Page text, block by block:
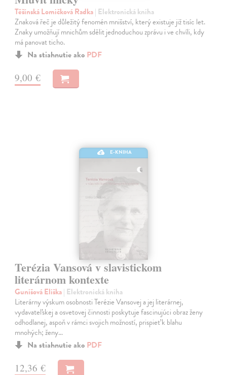
Těšínská Lomičková Radka| Elektronická kniha
Znaková řeč je důležitý fenomén mnišství, který existuje již tisíc let.
Znaky umožňují mnichům sdělit jednoduchou zprávu i ve chvíli, kdy
má panovat ticho.
Na stiahnutie ako PDF
9,00 €
E-KNIHA
Terézia Vansová v slavistickom
literárnom kontexte
Gunišová Eliška| Elektronická kniha
Literárny výskum osobnosti Terézie Vansovej a jej literárnej,
vydavateľskej a osvetovej činnosti poskytuje fascinujúci obraz ženy
odhodlanej, aspoň v rámci svojich možností, prispieť k blahu
mnohých; ženy…
Na stiahnutie ako PDF
12,36 €